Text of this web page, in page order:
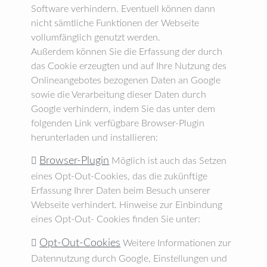
Software verhindern. Eventuell können dann
nicht sämtliche Funktionen der Webseite
vollumfänglich genutzt werden.
Außerdem können Sie die Erfassung der durch
das Cookie erzeugten und auf Ihre Nutzung des
Onlineangebotes bezogenen Daten an Google
sowie die Verarbeitung dieser Daten durch
Google verhindern, indem Sie das unter dem
folgenden Link verfügbare Browser-Plugin
herunterladen und installieren:
Browser-Plugin Möglich ist auch das Setzen
eines Opt-Out-Cookies, das die zukünftige
Erfassung Ihrer Daten beim Besuch unserer
Webseite verhindert. Hinweise zur Einbindung
eines Opt-Out- Cookies finden Sie unter:
 Opt-Out-Cookies Weitere Informationen zur
Datennutzung durch Google, Einstellungen und